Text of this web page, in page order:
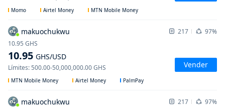
Momo Airtel Money MTN Mobile Money
makuochukwu 217 97%
10.95 GHS/USD
10.95 GHS
Límites:500.00-50,000,000.00GHS Vender
MTN Mobile Money Airtel Money PalmPay
makuochukwu 217 97%